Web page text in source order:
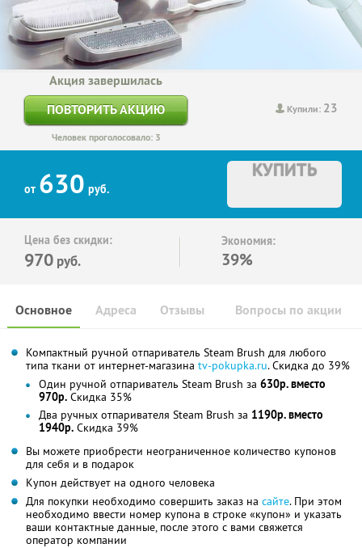
Купили: 23
Акция завершилась
ПОВТОРИТЬ АКЦИЮ
Человек проголосовало: 3
от 630 руб.
КУПИТЬ
Цена без скидки:
970 руб.
Экономия:
39%
Основное Отзывы Вопросы по акции
Адреса
Компактный ручной отпариватель Steam Brush для любого
типа ткани от интернет-магазина tv-pokupka.ru. Скидка до 39%
Один ручной отпариватель Steam Brush за 630р. вместо
970р. Скидка 35%
Два ручных отпаривателя Steam Brush за 1190р. вместо
1940р. Скидка 39%
Вы можете приобрести неограниченное количество купонов
для себя и в подарок
Купон действует на одного человека
Для покупки необходимо совершить заказ на сайте. При этом
необходимо ввести номер купона в строке «купон» и указать
ваши контактные данные, после этого с вами свяжется
оператор компании